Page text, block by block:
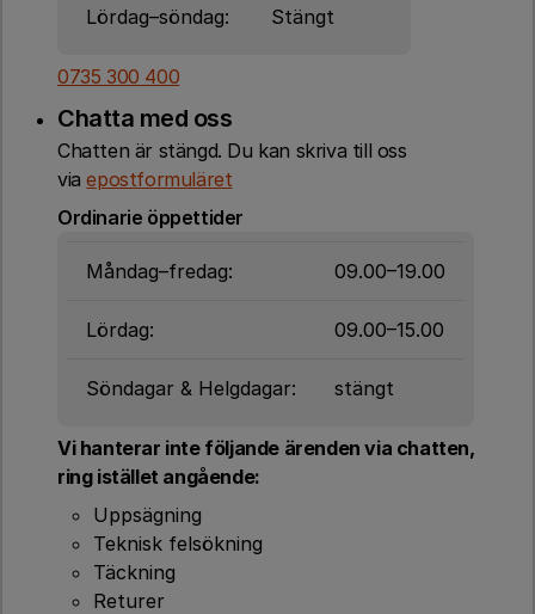
Lördag–söndag: Stängt
0735 300 400
Chatta med oss
Chatten är stängd. Du kan skriva till oss
viaepostformuläret
Ordinarie öppettider
Måndag–fredag: 09.00–19.00
Lördag: 09.00–15.00
Söndagar & Helgdagar: stängt
Vi hanterar inte följande ärenden via chatten,
ring istället angående:
Uppsägning
Teknisk felsökning
Täckning
Returer